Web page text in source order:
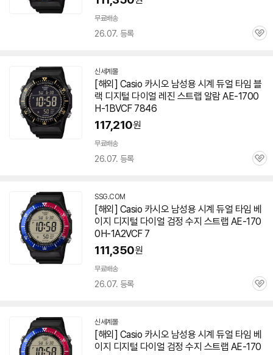
무료배송
26.07. 등록
관
신세계몰
[해외] Casio 카시오 남성용 시계 듀얼 타임 블
랙 디지털 다이얼 레진 스트랩 알람 AE-1700
H-1BVCF 7846
117,210원
무료배송
26.07. 등록
관
SSG.COM
[해외] Casio 카시오 남성용 시계 듀얼 타임 베
이지 디지털 다이얼 검정 수지 스트랩 AE-170
0H-1A2VCF 7
111,350원
무료배송
26.07. 등록
관
신세계몰
[해외] Casio 카시오 남성용 시계 듀얼 타임 베
이지 디지털 다이얼 검정 수지 스트랩 AE-170